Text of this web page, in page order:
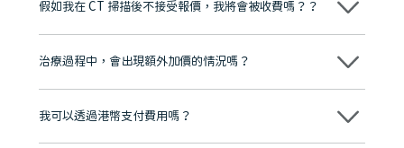
牌」、「2025香港企業領袖品牌」，是諾貝爾種植系統全球放心植牙中
至今已服務超過三十個國家和地區的顧客，受到粵港澳大灣區及周邊城
市市民極高的口碑評價及信任推薦 珠海、深圳設有八大分院，香港亦設
有咨詢及服務保障中心，有任何問題都可以隨時預約免費咨詢，讓人十
假如我在 CT 掃描後不接受報價，我將會被收費嗎？？
不會！只要未開始實際服務之前，你不會被收取任何費用。
治療過程中，會出現額外加價的情況嗎？
不會，治療前我們會詳細說明治療方案及對應的價錢，顧客同意並簽字
我可以透過港幣支付費用嗎？
可以。維港口腔會按照當日匯率轉算收取費用，而匯率會及時告知客人